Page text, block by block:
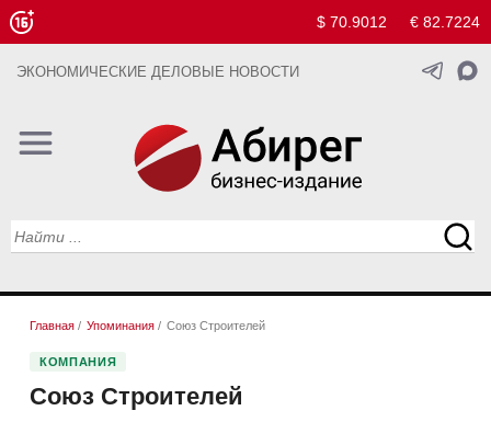
$ 70.9012 € 82.7224
ЭКОНОМИЧЕСКИЕ ДЕЛОВЫЕ НОВОСТИ
Главная / Упоминания / Союз Строителей
КОМПАНИЯ
Союз Строителей